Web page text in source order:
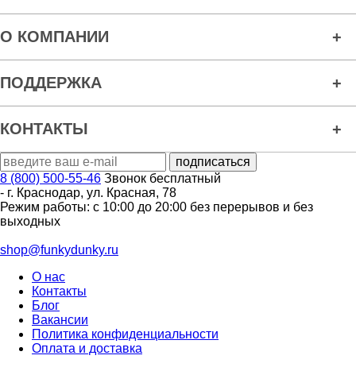
О КОМПАНИИ
ПОДДЕРЖКА
КОНТАКТЫ
8 (800) 500-55-46 Звонок бесплатный
- г. Краснодар, ул. Красная, 78
Режим работы: с 10:00 до 20:00 без перерывов и без
выходных
shop@funkydunky.ru
О нас
Контакты
Блог
Вакансии
Политика конфиденциальности
Оплата и доставка